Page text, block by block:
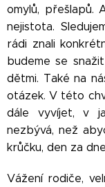
omylů, přešlapů.
nejistota.
rádi znali
budeme se
dětmi. Také na
otázek. V této
dále vyvíjet, v
nezbývá, než
krůčku, den za
Vážení rodiče,